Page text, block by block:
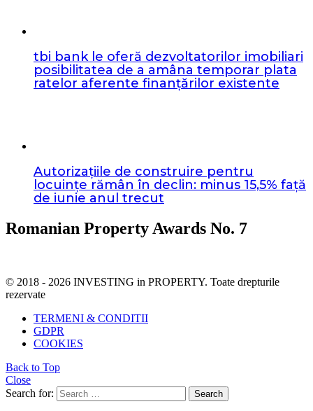
tbi bank le oferă dezvoltatorilor imobiliari
posibilitatea de a amâna temporar plata
ratelor aferente finanțărilor existente
Autorizațiile de construire pentru
locuințe rămân în declin: minus 15,5% față
de iunie anul trecut
Romanian Property Awards No. 7
© 2018 - 2026 INVESTING in PROPERTY. Toate drepturile
rezervate
TERMENI & CONDITII
GDPR
COOKIES
Back to Top
Close
Search for:
Search